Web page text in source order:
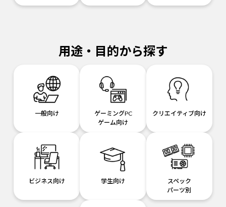
用途・目的から探す
一般向け
ゲーミングPC
ゲーム向け
クリエイティブ向け
ビジネス向け 学生向け
スペック
パーツ別